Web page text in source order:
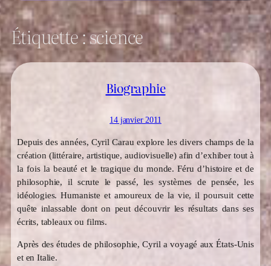
Étiquette :science
Biographie
14 janvier 2011
Depuis des années, Cyril Carau explore les divers champs de la
création (littéraire, artistique, audiovisuelle) afin d’exhiber tout à
la fois la beauté et le tragique du monde. Féru d’histoire et de
philosophie, il scrute le passé, les systèmes de pensée, les
idéologies. Humaniste et amoureux de la vie, il poursuit cette
quête inlassable dont on peut découvrir les résultats dans ses
écrits, tableaux ou films.
Après des études de philosophie, Cyril a voyagé aux États-Unis
et en Italie.